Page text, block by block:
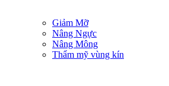
Giảm Mỡ
Nâng Ngực
Nâng Mông
Thẩm mỹ vùng kín